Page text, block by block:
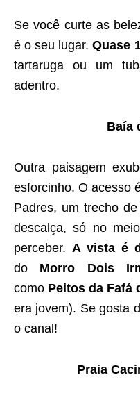
Se você curte as
é o seu lugar.Quase
tartaruga ou um
adentro.
Baía
Outra paisagem
esforcinho. O acesso
Padres, um trecho
descalça, só no
perceber. A vista é
do Morro Dois
como Peitos da Fafá
era jovem). Se gosta
o canal!
Praia